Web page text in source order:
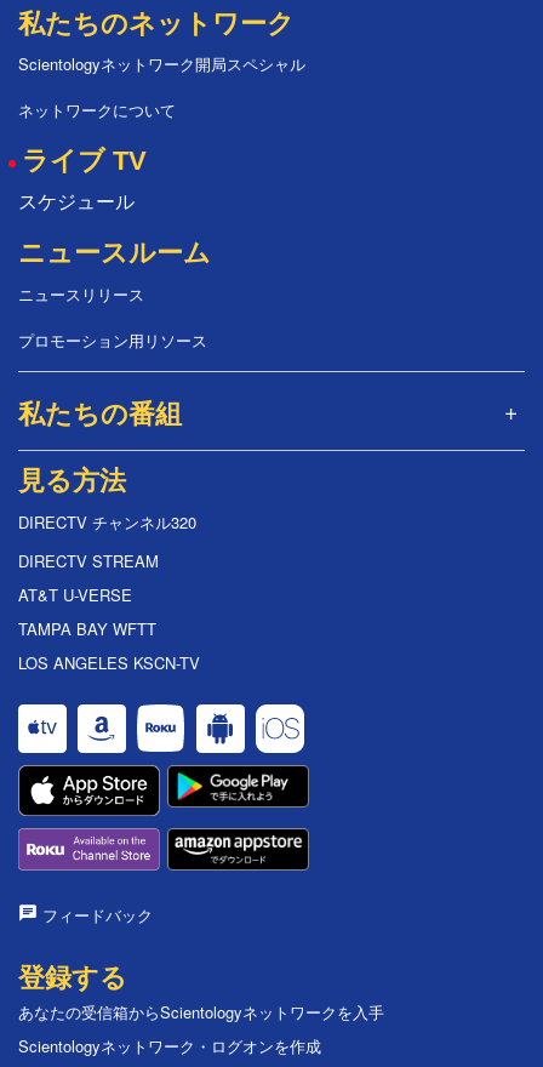
私たちのネットワーク
Scientologyネットワーク開局スペシャル
ネットワークについて
ライブ TV
スケジュール
ニュースルーム
ニュースリリース
プロモーション用リソース
私たちの番組
見る方法
DIRECTV チャンネル320
DIRECTV STREAM
AT&T U-VERSE
TAMPA BAY WFTT
LOS ANGELES KSCN-TV
フィードバック
登録する
あなたの受信箱からScientologyネットワークを入手
Scientologyネットワーク・ログオンを作成